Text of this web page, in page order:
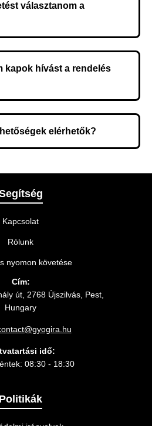
függ a szállítási címtől.
választanom a
kapok hívást a rendelés
elérhetők?
módot.
Kapcsolat
Rólunk
nyomon követése
Cím:
út, 2768 Újszilvás, Pest,
Hungary
idő:
08:30 - 18:30
Politikák